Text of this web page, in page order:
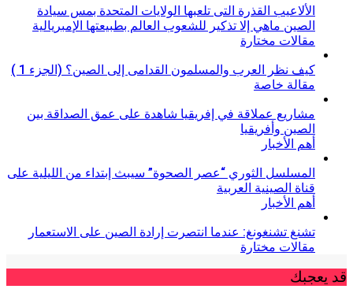
الألاعيب القذرة التى تلعبها الولايات المتحدة بمس سيادة
الصين ماهي إلا تذكير للشعوب العالم بطبيعتها الإمبريالية
مقالات مختارة
كيف نظر العرب والمسلمون القدامى إلى الصين؟ (الجزء 1 )
مقالة خاصة
مشاريع عملاقة في إفريقيا شاهدة على عمق الصداقة بين
الصين وأفريقيا
أهم الأخبار
المسلسل الثوري “عصر الصحوة” سيبث إبتداء من الليلية على
قناة الصينية العربية
أهم الأخبار
تشنغ تشنغونغ: عندما انتصرت إرادة الصين على الاستعمار
مقالات مختارة
قد يعجبك